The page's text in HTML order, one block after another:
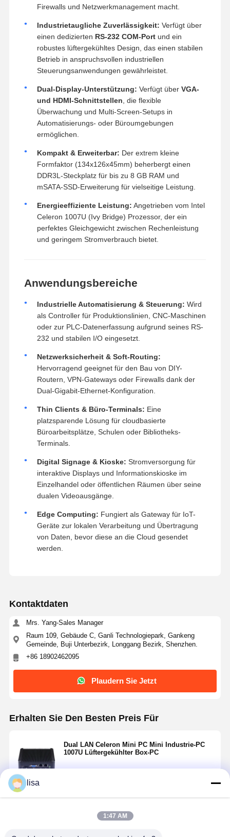
Firewalls und Netzwerkmanagement macht.
Industrietaugliche Zuverlässigkeit: Verfügt über
einen dedizierten RS-232 COM-Portund ein
robustes lüftergekühltes Design, das einen stabilen
Betrieb in anspruchsvollen industriellen
Steuerungsanwendungen gewährleistet.
Dual-Display-Unterstützung: Verfügt über VGA-
und HDMI-Schnittstellen , die flexible
Überwachung und Multi-Screen-Setups in
Automatisierungs- oder Büroumgebungen
ermöglichen.
Kompakt & Erweiterbar: Der extrem kleine
Formfaktor (134x126x45mm) beherbergt einen
DDR3L-Steckplatz für bis zu 8 GB RAM und
mSATA-SSD-Erweiterung für vielseitige Leistung.
Energieeffiziente Leistung: Angetrieben vom Intel
Celeron 1007U (Ivy Bridge) Prozessor, der ein
perfektes Gleichgewicht zwischen Rechenleistung
und geringem Stromverbrauch bietet.
Anwendungsbereiche
Industrielle Automatisierung & Steuerung: Wird
als Controller für Produktionslinien, CNC-Maschinen
oder zur PLC-Datenerfassung aufgrund seines RS-
232 und stabilen I/O eingesetzt.
Netzwerksicherheit & Soft-Routing:
Hervorragend geeignet für den Bau von DIY-
Routern, VPN-Gateways oder Firewalls dank der
Dual-Gigabit-Ethernet-Konfiguration.
Thin Clients & Büro-Terminals: Eine
platzsparende Lösung für cloudbasierte
Büroarbeitsplätze, Schulen oder Bibliotheks-
Terminals.
Digital Signage & Kioske: Stromversorgung für
interaktive Displays und Informationskioske im
Einzelhandel oder öffentlichen Räumen über seine
dualen Videoausgänge.
Edge Computing: Fungiert als Gateway für IoT-
Geräte zur lokalen Verarbeitung und Übertragung
von Daten, bevor diese an die Cloud gesendet
werden.
Kontaktdaten
Mrs. Yang-Sales Manager
Raum 109, Gebäude C, Ganli Technologiepark, Gankeng
Gemeinde, Buji Unterbezirk, Longgang Bezirk, Shenzhen.
+86 18902462095
Plaudern Sie Jetzt
Erhalten Sie Den Besten Preis Für
Dual LAN Celeron Mini PC Mini Industrie-PC
1007U Lüftergekühlter Box-PC
Fortsetzen
lisa
1:47 AM